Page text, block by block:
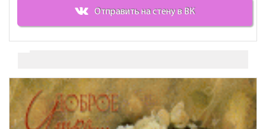
Отправить на стену в ВК